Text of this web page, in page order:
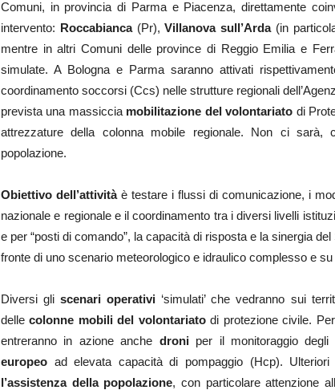
Comuni, in provincia di Parma e Piacenza, direttamente
intervento: Roccabianca(Pr), Villanova sull’Arda(in
mentre in altri Comuni delle province di Reggio Emilia e
simulate. A Bologna e Parma saranno attivati
coordinamento soccorsi (Ccs) nelle strutture regionali
prevista una massiccia mobilitazione del volontariato di
attrezzature della colonna mobile regionale. Non ci sarà,
popolazione.
Obiettivo dell’attività è testare i flussi di comunicazione, i
nazionale e regionale e il coordinamento tra i diversi livelli
e per “posti di comando”, la capacità di risposta e la sinergia
fronte di uno scenario meteorologico e idraulico complesso e
Diversi gliscenari operativi ‘simulati’ che vedranno sui
dellecolonne mobili del volontariatodi protezione civile.
entreranno in azione anche droni per il monitoraggio degli
europeo ad elevata capacità di pompaggio (Hcp).
l’assistenza della popolazione, con particolare attenzione